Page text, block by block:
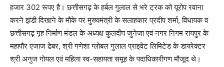
हजार 302 रूपए है। छत्तीसगढ़ के हर्बल गुलाल से भरे ट्रक को यूरोप रवाना
करने झंडी दिखाने के मौके पर मुख्यमंत्री के सलाहकार प्रदीप शर्मा, विधायक व
छत्तीसगढ़ गृह निर्माण मंडल के अध्यक्ष कुलदीप जुनेजा एवं नगर निगम रायपुर के
महापौर एजाज ढेबर, श्री गणेशा ग्लोबल गुलाल प्राइवेट लिमिटेड के डायरेक्टर
श्री अनुज गोयल एवं महिला स्व-सहायता समूह के पदाधिकारीगण मौजूद थे।